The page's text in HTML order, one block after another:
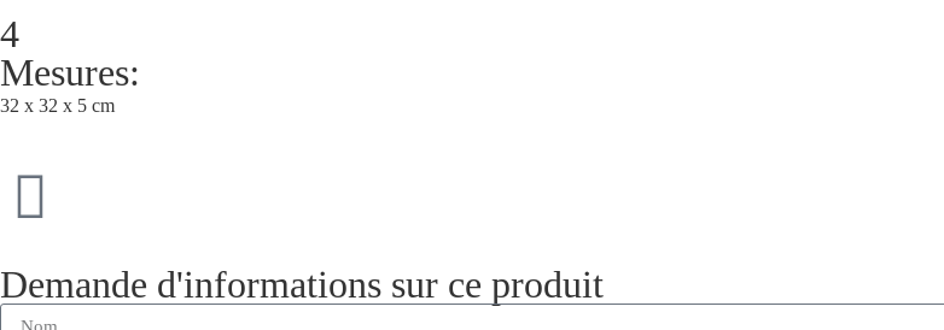
4
Mesures:
32 x 32 x 5 cm
Demande d'informations sur ce produit